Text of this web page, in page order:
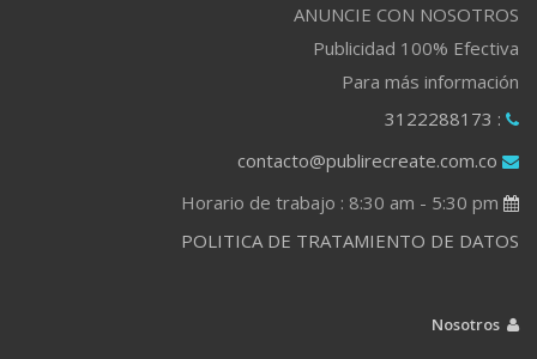
ANUNCIE CON NOSOTROS
Publicidad 100% Efectiva
Para más información
: 3122288173
contacto@publirecreate.com.co
POLITICA DE TRATAMIENTO DE DATOS